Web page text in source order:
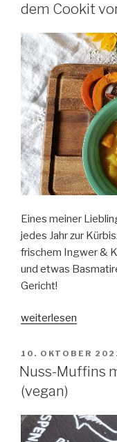
Rezept“
dem Cookit
Eines meiner
jedes Jahr zur
frischem Ingwer &
und etwas
Gericht!
„Kürbis-
Curry
mit
Mango
aus
dem
Cookit
weiterlesen
VERÖFFENTLICHT
AM
10. OKTOBER
Nuss-Muffins
(vegan)